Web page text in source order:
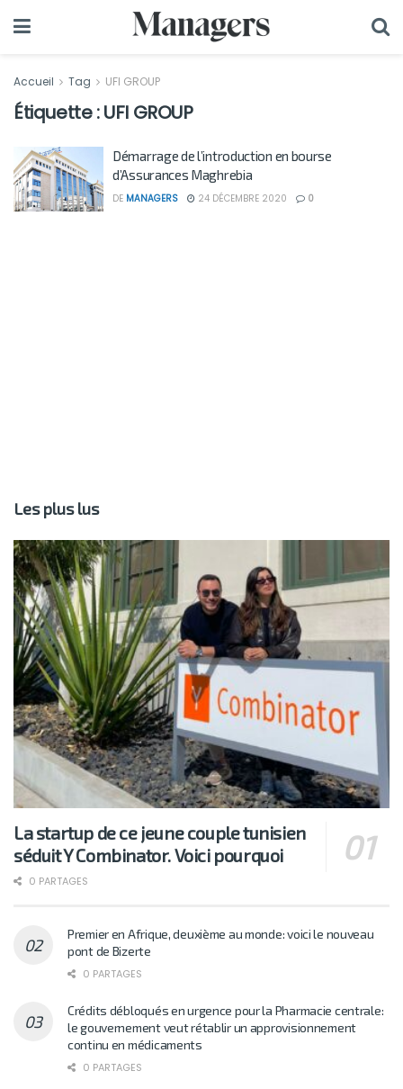
Accueil Tag UFI GROUP
Étiquette :UFI GROUP
Démarrage de l’introduction en bourse
d’Assurances Maghrebia
DE MANAGERS 24 DÉCEMBRE 2020 0
Les plus lus
La startup de ce jeune couple tunisien
séduit Y Combinator. Voici pourquoi
0 PARTAGES
Premier en Afrique, deuxième au monde: voici le nouveau
pont de Bizerte
0 PARTAGES
Crédits débloqués en urgence pour la Pharmacie centrale:
le gouvernement veut rétablir un approvisionnement
continu en médicaments
0 PARTAGES